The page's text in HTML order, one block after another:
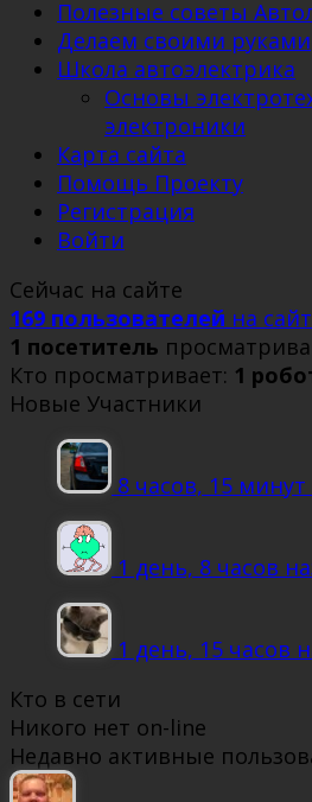
Полезные советы
Делаем своими руками
Школа автоэлектрика
Основы
электроники
Карта сайта
Помощь Проекту
Регистрация
Войти
Сейчас на сайте
169 пользователей на
1 посетитель
Кто просматривает: 1
Новые Участники
8 часов, 15 минут
1 день, 8 часов
1 день, 15 часов
Кто в сети
Никого нет on-line
Недавно активные